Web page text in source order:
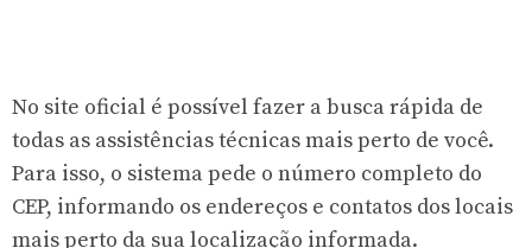
No site oficial é possível fazer a busca rápida de
todas as assistências técnicas mais perto de você.
Para isso, o sistema pede o número completo do
CEP, informando os endereços e contatos dos locais
mais perto da sua localização informada.